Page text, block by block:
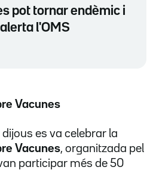
pot tornar endèmic i
l'OMS
Vacunes
es va celebrar la
Vacunes, organitzada pel
participar més de 50